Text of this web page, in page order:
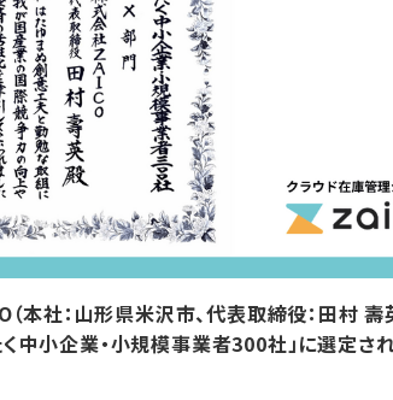
社：山形県米沢市、代表取締役：田村 壽
中小企業・小規模事業者300社」に選定さ